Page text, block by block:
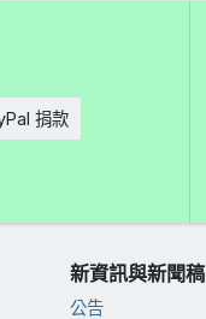
捐款
新資訊與新聞稿
公告